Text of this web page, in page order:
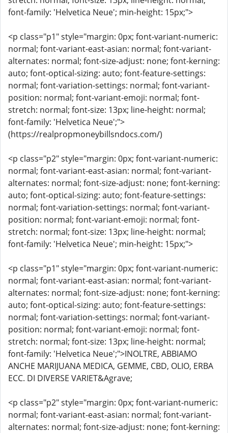
font-family: 'Helvetica Neue'; min-height: 15px;">
<p class="p1" style="margin: 0px; font-variant-numeric:
normal; font-variant-east-asian: normal; font-variant-
alternates: normal; font-size-adjust: none; font-kerning:
auto; font-optical-sizing: auto; font-feature-settings:
normal; font-variation-settings: normal; font-variant-
position: normal; font-variant-emoji: normal; font-
stretch: normal; font-size: 13px; line-height: normal;
font-family: 'Helvetica Neue';">
(https://realpropmoneybillsndocs.com/)
<p class="p2" style="margin: 0px; font-variant-numeric:
normal; font-variant-east-asian: normal; font-variant-
alternates: normal; font-size-adjust: none; font-kerning:
auto; font-optical-sizing: auto; font-feature-settings:
normal; font-variation-settings: normal; font-variant-
position: normal; font-variant-emoji: normal; font-
stretch: normal; font-size: 13px; line-height: normal;
font-family: 'Helvetica Neue'; min-height: 15px;">
<p class="p1" style="margin: 0px; font-variant-numeric:
normal; font-variant-east-asian: normal; font-variant-
alternates: normal; font-size-adjust: none; font-kerning:
auto; font-optical-sizing: auto; font-feature-settings:
normal; font-variation-settings: normal; font-variant-
position: normal; font-variant-emoji: normal; font-
stretch: normal; font-size: 13px; line-height: normal;
font-family: 'Helvetica Neue';">INOLTRE, ABBIAMO
ANCHE MARIJUANA MEDICA, GEMME, CBD, OLIO, ERBA
ECC. DI DIVERSE VARIET&Agrave;
<p class="p2" style="margin: 0px; font-variant-numeric:
normal; font-variant-east-asian: normal; font-variant-
alternates: normal; font-size-adjust: none; font-kerning: